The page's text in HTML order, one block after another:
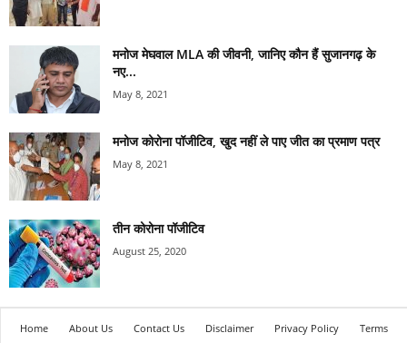
मनोज मेघवाल MLA की जीवनी, जानिए कौन हैं सुजानगढ़ के
नए...
May 8, 2021
मनोज कोरोना पॉजीटिव, खुद नहीं ले पाए जीत का प्रमाण पत्र
May 8, 2021
तीन कोरोना पॉजीटिव
August 25, 2020
Home About Us Contact Us Disclaimer Privacy Policy
Terms